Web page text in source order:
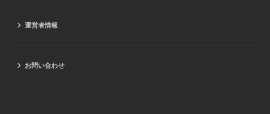
運営者情報
お問い合わせ